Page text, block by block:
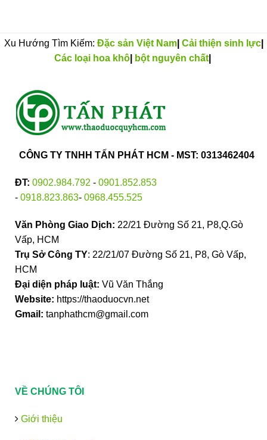
Xu Hướng Tìm Kiếm: Đặc sản Việt Nam| Cải thiện sinh lực|
Các loại hoa khô| bột nguyên chất|
CÔNG TY TNHH TẤN PHÁT HCM - MST: 0313462404
ĐT: 0902.984.792 - 0901.852.853
- 0918.823.863- 0968.455.525
Văn Phòng Giao Dịch: 22/21 Đường Số 21, P8,Q.Gò
Vấp, HCM
Trụ Sở Công TY: 22/21/07 Đường Số 21, P8, Gò Vấp,
HCM
Đại diện pháp luật: Vũ Văn Thắng
Website: https://thaoduocvn.net
Gmail: tanphathcm@gmail.com
VỀ CHÚNG TÔI
Giới thiệu